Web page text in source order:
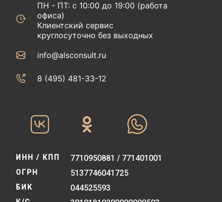
ПН - ПТ: с 10:00 до 19:00 (работа
офиса)
Клиентский сервис
круглосуточно без выходных
info@alsconsult.ru
8 (495) 481-33-12‬‬
ИНН / КПП 7710950881 / 771401001
ОГРН 5137746041725
БИК 044525593